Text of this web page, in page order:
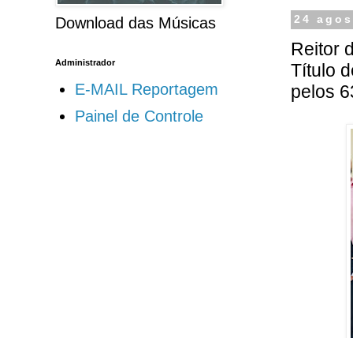
24
Reitor
Título
pelos
Download das Músicas
Administrador
E-MAIL Reportagem
Painel de Controle